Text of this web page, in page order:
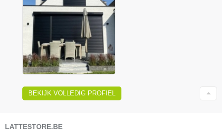
BEKIJK VOLLEDIG PROFIEL
LATTESTORE.BE